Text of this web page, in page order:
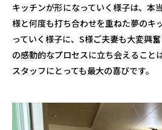
キッチンが形になっていく様子は、本
様と何度も打ち合わせを重ねた夢のキ
っていく様子に、 S様ご夫妻も大変興
の感動的なプロセスに立ち会えること
スタッフにとっても最大の喜びです。